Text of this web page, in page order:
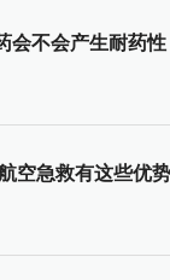
会不会产生耐药性
空急救有这些优势